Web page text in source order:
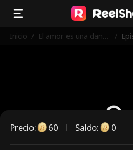
Inicio / El amor es una danza
/
Precio: 60 Saldo: 0